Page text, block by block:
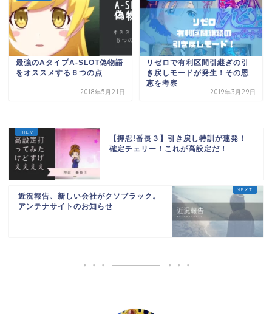
最強のAタイプA-SLOT偽物語
をオススメする６つの点
2018年5月21日
リゼロで有利区間引継ぎの引
き戻しモードが発生！その恩
恵を考察
2019年3月29日
【押忍!番長３】引き戻し特訓が連発！
確定チェリー！これが高設定だ！
近況報告、新しい会社がクソブラック。
アンテナサイトのお知らせ